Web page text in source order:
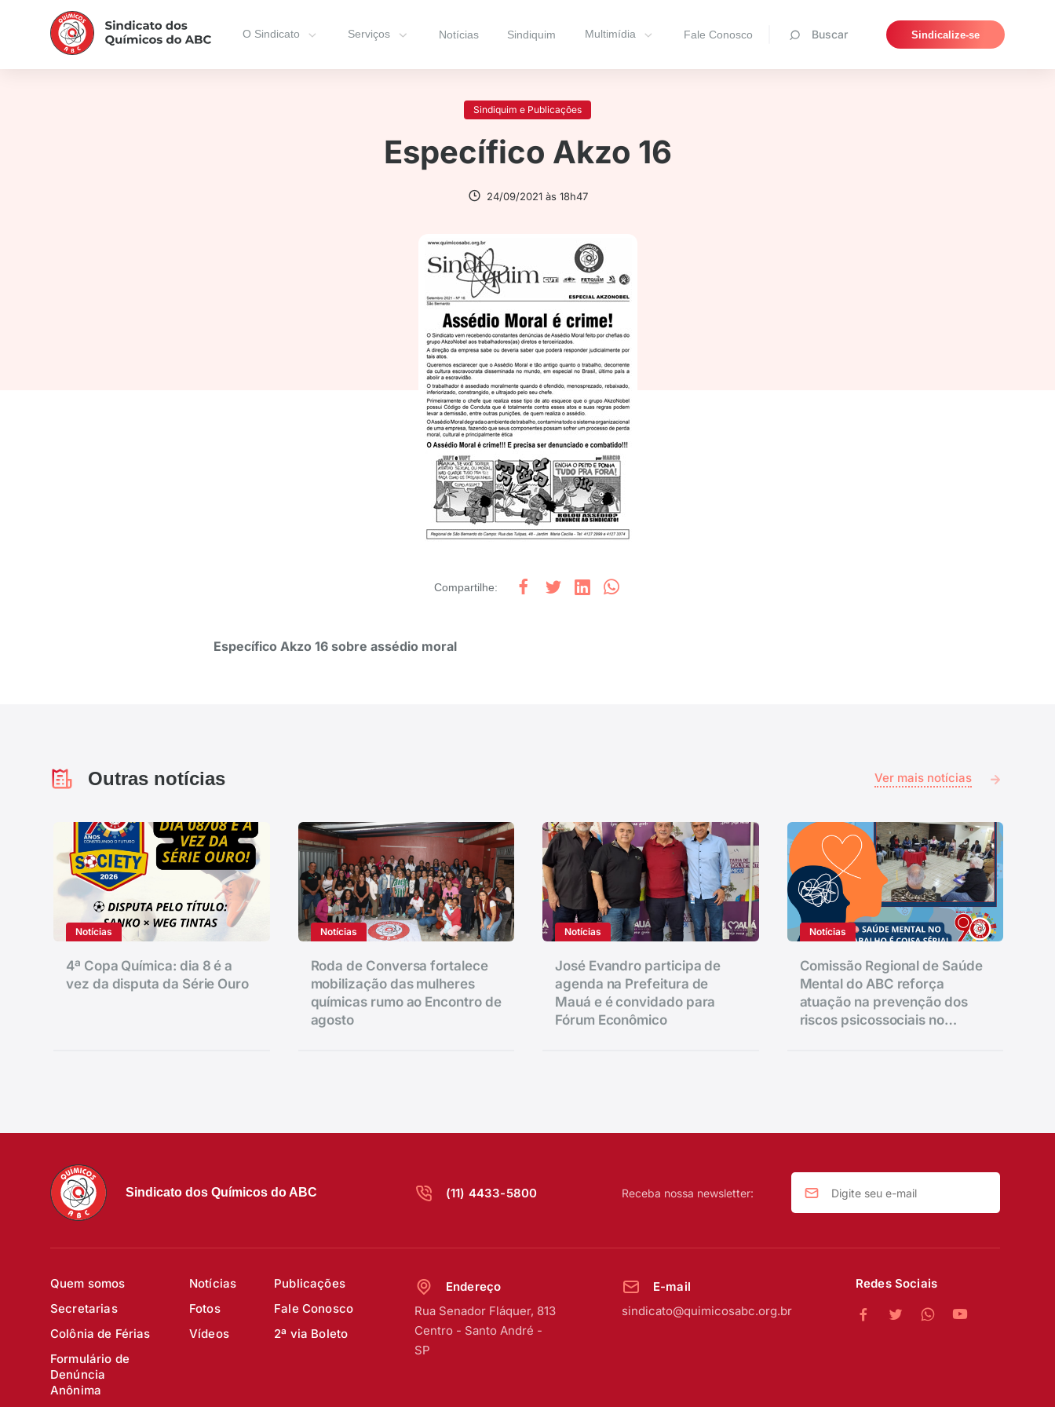
O Sindicato Serviços Notícias Sindiquim Multimídia Fale Conosco Buscar Sindicalize-se
Pesquisar
Sindiquim e Publicações
Específico Akzo 16
24/09/2021 às 18h47
Compartilhe:
Específico Akzo 16 sobre assédio moral
Outras notícias Ver mais notícias
Notícias
4ª Copa Química: dia 8 é a
vez da disputa da Série Ouro
Notícias
Roda de Conversa fortalece
mobilização das mulheres
químicas rumo ao Encontro de
agosto
Notícias
José Evandro participa de
agenda na Prefeitura de
Mauá e é convidado para
Fórum Econômico
Notícias
Comissão Regional de Saúde
Mental do ABC reforça
atuação na prevenção dos
riscos psicossociais no
Sindicato dos Químicos do ABC (11) 4433-5800 Receba nossa newsletter:
Quem somos Notícias
Publicações
Secretarias
Fotos
Fale Conosco
Colônia de Férias
Vídeos
2ª via Boleto
Formulário de
Denúncia
Anônima
Endereço
Rua Senador Fláquer, 813
Centro - Santo André -
SP
E-mail
sindicato@quimicosabc.org.br
Redes Sociais